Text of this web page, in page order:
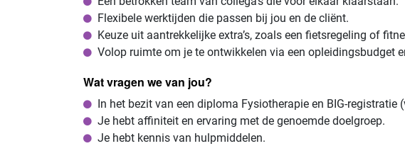
Flexibele werktijden die passen bij jou en de cliënt.
Keuze uit aantrekkelijke extra’s, zoals een fietsregeling of
Volop ruimte om je te ontwikkelen via een opleidingsbudget
Wat vragen we van jou?
In het bezit van een diploma Fysiotherapie en BIG-registratie
Je hebt affiniteit en ervaring met de genoemde doelgroep.
Je hebt kennis van hulpmiddelen.